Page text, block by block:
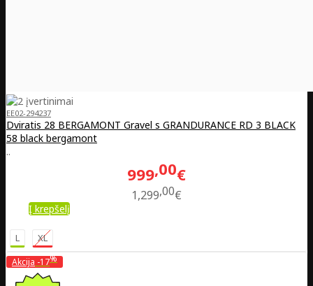
EE02-294237
Dviratis 28 BERGAMONT Gravel s GRANDURANCE RD 3 BLACK
58 black bergamont
..
999 00€
1,299 00€
Į krepšelį
L XL
Akcija -17%